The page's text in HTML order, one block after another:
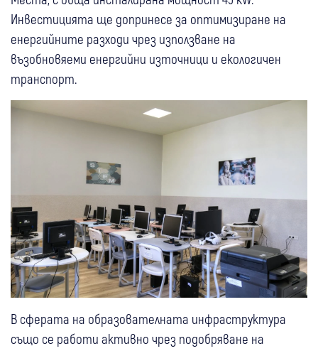
Инвестицията ще допринесе за оптимизиране на
енергийните разходи чрез използване на
възобновяеми енергийни източници и екологичен
транспорт.
В сферата на образователната инфраструктура
също се работи активно чрез подобряване на